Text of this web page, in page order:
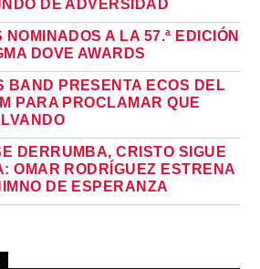
DE ADVERSIDAD
A LA 57.ª EDICIÓN
DOVE AWARDS
BAND PRESENTA ECOS DEL
PARA PROCLAMAR QUE
DERRUMBA, CRISTO SIGUE
OMAR RODRÍGUEZ ESTRENA
DE ESPERANZA